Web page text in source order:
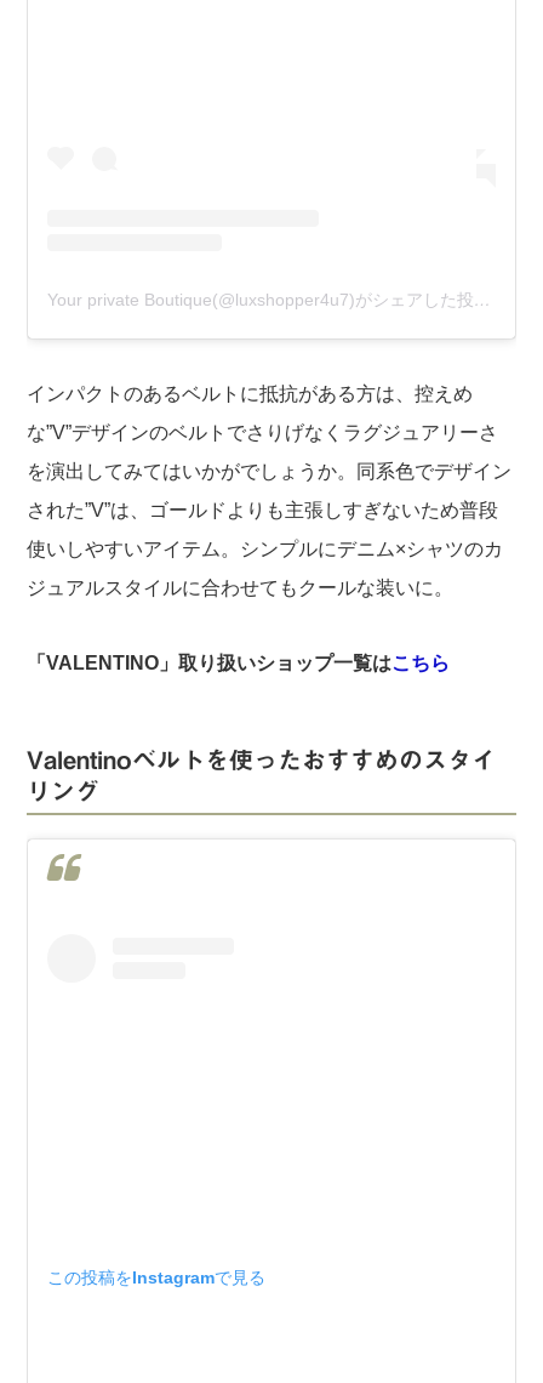
Your private Boutique(@luxshopper4u7)がシェアした投稿
インパクトのあるベルトに抵抗がある方は、控えめ
な”V”デザインのベルトでさりげなくラグジュアリーさ
を演出してみてはいかがでしょうか。同系色でデザイン
された”V”は、ゴールドよりも主張しすぎないため普段
使いしやすいアイテム。シンプルにデニム×シャツのカ
ジュアルスタイルに合わせてもクールな装いに。
「VALENTINO」取り扱いショップ一覧はこちら
Valentinoベルトを使ったおすすめのスタイ
リング
この投稿をInstagramで見る